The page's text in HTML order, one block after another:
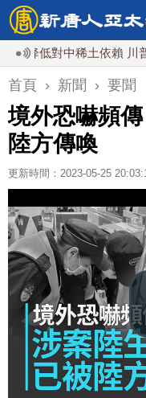
對中稀土依賴 川普宣布
首頁 › 新聞 › 要聞
境外恐嚇頻
陸方傳喚
更新時間：2023-05-25